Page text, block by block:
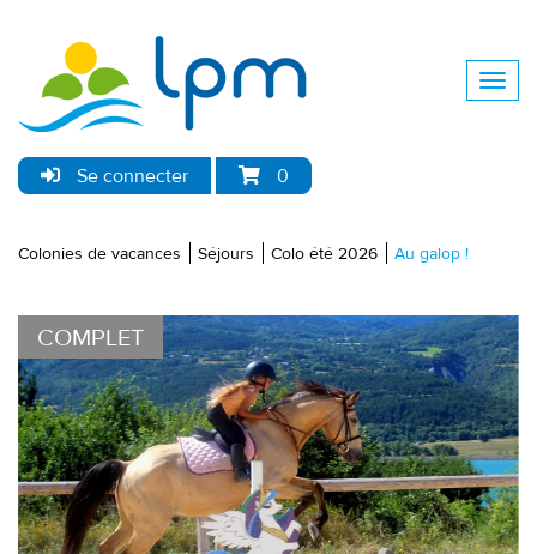
Se connecter 0
Colonies de vacances Séjours Colo été 2026 Au galop !
COMPLET